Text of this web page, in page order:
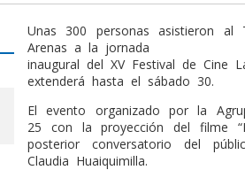
Unas 300 personas asistieron al
Arenas a la jornada
inaugural del XV Festival de Cine
extenderá hasta el sábado 30.
El evento organizado por la
25 con la proyección del filme
posterior conversatorio del
Claudia Huaiquimilla.